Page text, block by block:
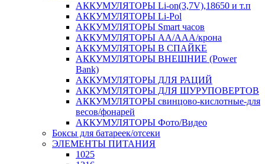
АККУМУЛЯТОРЫ Li-on(3,7V),18650 и т.п
АККУМУЛЯТОРЫ Li-Pol
АККУМУЛЯТОРЫ Smart часов
АККУМУЛЯТОРЫ АА/ААА/крона
АККУМУЛЯТОРЫ В СПАЙКЕ
АККУМУЛЯТОРЫ ВНЕШНИЕ (Power
Bank)
АККУМУЛЯТОРЫ ДЛЯ РАЦИЙ
АККУМУЛЯТОРЫ ДЛЯ ШУРУПОВЕРТОВ
АККУМУЛЯТОРЫ свинцово-кислотные-для
весов/фонарей
АККУМУЛЯТОРЫ Фото/Видео
Боксы для батареек/отсеки
ЭЛЕМЕНТЫ ПИТАНИЯ
1025